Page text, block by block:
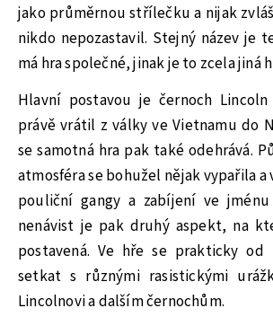
jako průměrnou střílečku a nijak
nikdo nepozastavil. Stejný název je
má hra společné, jinak je to zcela jiná
Hlavní postavou je černoch
právě vrátil z války ve Vietnamu do
se samotná hra pak také odehrává.
atmosféra se bohužel nějak vypařila a
pouliční gangy a zabíjení ve jménu
nenávist je pak druhý aspekt, na
postavená. Ve hře se prakticky od
setkat s různými rasistickými
Lincolnovi a dalším černochům.